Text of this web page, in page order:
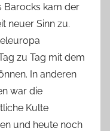
Barocks kam der
neuer Sinn zu.
zu Tag mit dem
In anderen
war die
Kulte
und heute noch